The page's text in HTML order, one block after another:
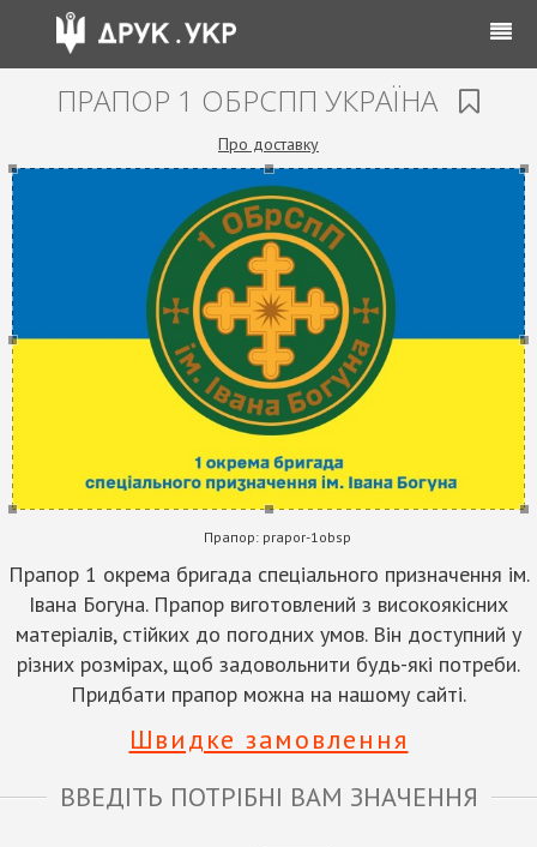
ПРАПОР 1 ОБРСПП УКРАЇНА
Про доставку
Прапор: prapor-1obsp
Прапор 1 окрема бригада спеціального призначення ім.
Івана Богуна. Прапор виготовлений з високоякісних
матеріалів, стійких до погодних умов. Він доступний у
різних розмірах, щоб задовольнити будь-які потреби.
Придбати прапор можна на нашому сайті.
Швидке замовлення
ВВЕДІТЬ ПОТРІБНІ ВАМ ЗНАЧЕННЯ